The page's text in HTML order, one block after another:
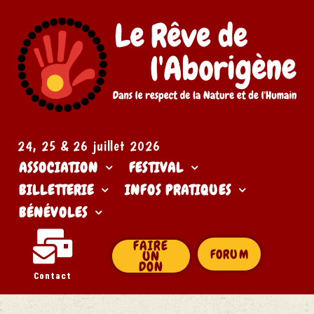
24, 25 & 26 juillet 2026​
ASSOCIATION
FESTIVAL
BILLETTERIE
INFOS PRATIQUES
BÉNÉVOLES
Contact
FAIRE
UN
DON
FORUM